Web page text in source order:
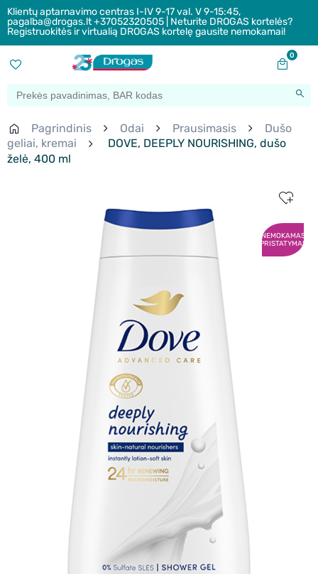
Klientų aptarnavimo centras I-IV 9-17 val. V 9-15:45,
pagalba@drogas.lt +37052320505 | Neturite DROGAS kortelės?
Registruokitės ir virtualią DROGAS kortelę gausite nemokamai!
0
Pagrindinis Odai Prausimasis
Dušo
geliai, kremai
DOVE, DEEPLY NOURISHING, dušo
želė, 400 ml
NEMOKAMAS
PRISTATYMAS